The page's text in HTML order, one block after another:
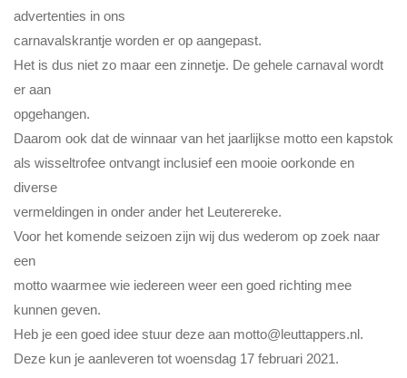
advertenties in ons
carnavalskrantje worden er op aangepast.
Het is dus niet zo maar een zinnetje. De gehele carnaval wordt
er aan
opgehangen.
Daarom ook dat de winnaar van het jaarlijkse motto een kapstok
als wisseltrofee ontvangt inclusief een mooie oorkonde en
diverse
vermeldingen in onder ander het Leuterereke.
Voor het komende seizoen zijn wij dus wederom op zoek naar
een
motto waarmee wie iedereen weer een goed richting mee
kunnen geven.
Heb je een goed idee stuur deze aan motto@leuttappers.nl.
Deze kun je aanleveren tot woensdag 17 februari 2021.